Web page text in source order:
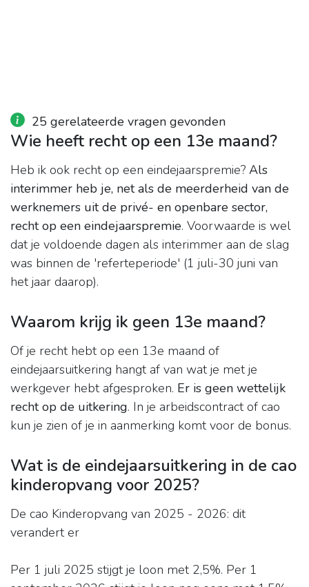
25 gerelateerde vragen gevonden
Wie heeft recht op een 13e maand?
Heb ik ook recht op een eindejaarspremie? Als
interimmer heb je, net als de meerderheid van de
werknemers uit de privé- en openbare sector,
recht op een eindejaarspremie. Voorwaarde is wel
dat je voldoende dagen als interimmer aan de slag
was binnen de 'referteperiode' (1 juli-30 juni van
het jaar daarop).
Waarom krijg ik geen 13e maand?
Of je recht hebt op een 13e maand of
eindejaarsuitkering hangt af van wat je met je
werkgever hebt afgesproken. Er is geen wettelijk
recht op de uitkering. In je arbeidscontract of cao
kun je zien of je in aanmerking komt voor de bonus.
Wat is de eindejaarsuitkering in de cao
kinderopvang voor 2025?
De cao Kinderopvang van 2025 - 2026: dit
verandert er
Per 1 juli 2025 stijgt je loon met 2,5%. Per 1